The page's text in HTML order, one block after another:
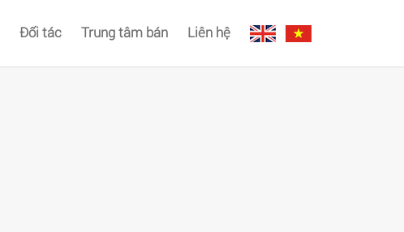
Đối tác Trung tâm bán Liên hệ